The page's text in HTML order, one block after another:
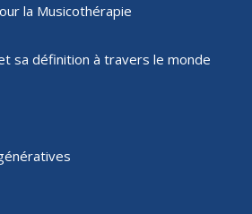
la Musicothérapie
sa définition à travers le monde